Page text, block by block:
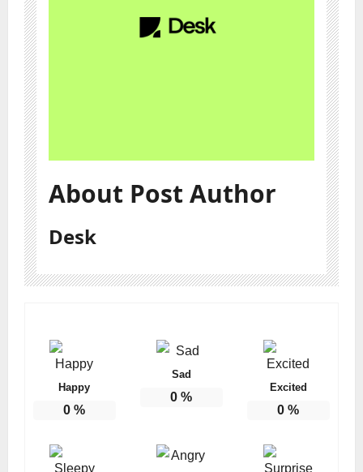
About Post Author
Desk
Happy
0 %
Sad
0 %
Excited
0 %